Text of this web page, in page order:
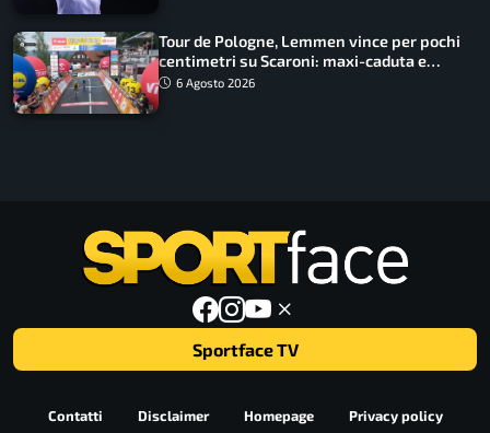
Tour de Pologne, Lemmen vince per pochi
centimetri su Scaroni: maxi-caduta e
tappa accorciata
6 Agosto 2026
Sportface TV
Contatti Disclaimer Homepage Privacy policy